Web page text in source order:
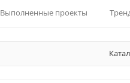
Выполненные проекты